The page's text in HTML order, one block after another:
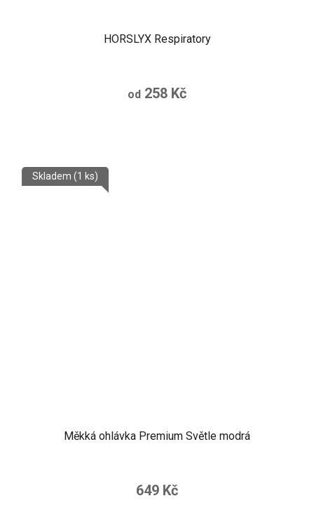
HORSLYX Respiratory
od 258 Kč
Měkká ohlávka Premium Světle modrá
Skladem (1 ks)
649 Kč